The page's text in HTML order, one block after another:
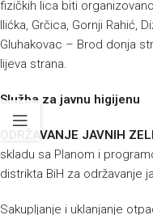
fizičkih lica biti
Ilićka, Grčica, Gornji Rahić,
Gluhakovac – Brod donja
lijeva strana.
Služba za javnu higijenu
ODRŽAVANJE JAVNIH
skladu sa Planom i
distrikta BiH za održavanje
Sakupljanje i uklanjanje